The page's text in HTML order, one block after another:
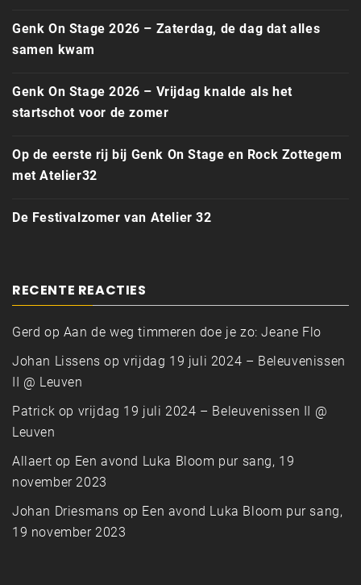
Genk On Stage 2026 – Zaterdag, de dag dat alles
samen kwam
Genk On Stage 2026 – Vrijdag knalde als het
startschot voor de zomer
Op de eerste rij bij Genk On Stage en Rock Zottegem
met Atelier32
De Festivalzomer van Atelier 32
RECENTE REACTIES
Gerd op Aan de weg timmeren doe je zo: Jeane Flo
Johan Lissens opvrijdag 19 juli 2024 – Beleuvenissen
II @ Leuven
Patrick op vrijdag 19 juli 2024 – Beleuvenissen II @
Leuven
Allaert op Een avond Luka Bloom pur sang, 19
november 2023
Johan Driesmans op Een avond Luka Bloom pur sang,
19 november 2023